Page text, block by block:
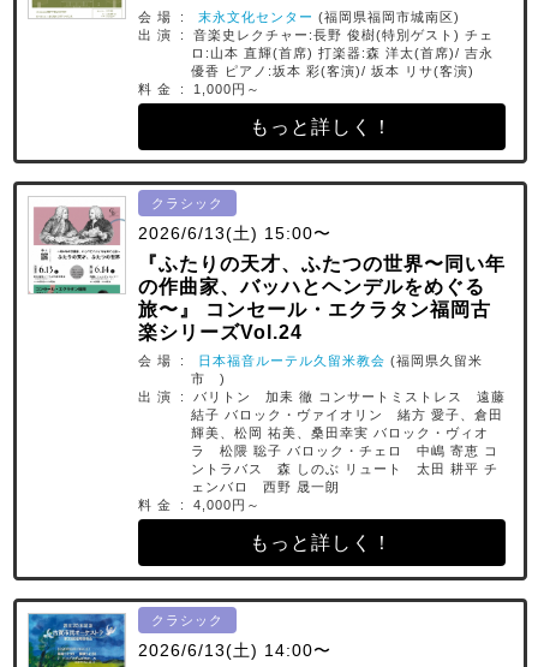
会 場 : 末永文化センター (福岡県福岡市城南区)
出 演 : 音楽史レクチャー:長野 俊樹(特別ゲスト) チェ
ロ:山本 直輝(首席) 打楽器:森 洋太(首席)/ 吉永
優香 ピアノ:坂本 彩(客演)/ 坂本 リサ(客演)
料 金 : 1,000円～
もっと詳しく！
クラシック
2026/6/13(土) 15:00〜
『ふたりの天才、ふたつの世界〜同い年
の作曲家、バッハとヘンデルをめぐる
旅〜』 コンセール・エクラタン福岡古
楽シリーズVol.24
会 場 : 日本福音ルーテル久留米教会 (福岡県久留米
市 )
出 演 : バリトン 加耒 徹 コンサートミストレス 遠藤
結子 バロック・ヴァイオリン 緒方 愛子、倉田
輝美、松岡 祐美、桑田幸実 バロック・ヴィオ
ラ 松隈 聡子 バロック・チェロ 中嶋 寄恵 コ
ントラバス 森 しのぶ リュート 太田 耕平 チ
ェンバロ 西野 晟一朗
料 金 : 4,000円～
もっと詳しく！
クラシック
2026/6/13(土) 14:00〜